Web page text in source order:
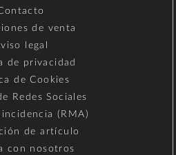
de venta
legal
de privacidad
de Cookies
Redes Sociales
(RMA)
de artículo
con nosotros